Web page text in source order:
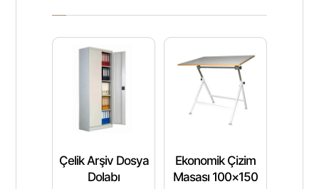
Çelik Arşiv Dosya
Dolabı
Ekonomik Çizim
Masası 100×150